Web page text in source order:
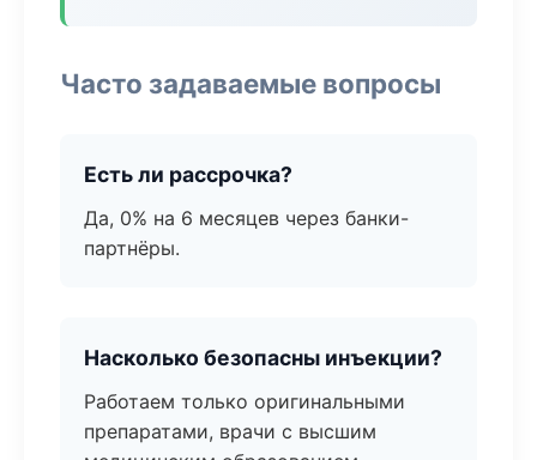
Часто задаваемые вопросы
Есть ли рассрочка?
Да, 0% на 6 месяцев через банки-
партнёры.
Насколько безопасны инъекции?
Работаем только оригинальными
препаратами, врачи с высшим